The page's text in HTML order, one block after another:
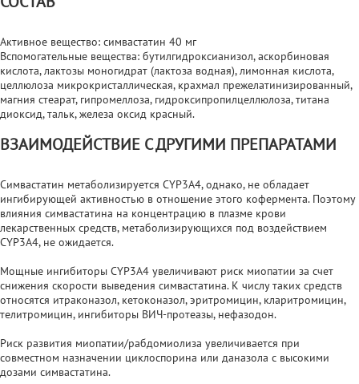
Активное вещество: симвастатин 40 мг
Вспомогательные вещества: бутилгидроксианизол, аскорбиновая
кислота, лактозы моногидрат (лактоза водная), лимонная кислота,
целлюлоза микрокристаллическая, крахмал прежелатинизированный,
магния стеарат, гипромеллоза, гидроксипропилцеллюлоза, титана
диоксид, тальк, железа оксид красный.
ВЗАИМОДЕЙСТВИЕ С ДРУГИМИ ПРЕПАРАТАМИ
Симвастатин метаболизируется CYP3A4, однако, не обладает
ингибирующей активностью в отношение этого кофермента. Поэтому
влияния симвастатина на концентрацию в плазме крови
лекарственных средств, метаболизирующихся под воздействием
CYP3A4, не ожидается.
Мощные ингибиторы CYP3A4 увеличивают риск миопатии за счет
снижения скорости выведения симвастатина. К числу таких средств
относятся итраконазол, кетоконазол, эритромицин, кларитромицин,
телитромицин, ингибиторы ВИЧ-протеазы, нефазодон.
Риск развития миопатии/рабдомиолиза увеличивается при
совместном назначении циклоспорина или даназола с высокими
дозами симвастатина.